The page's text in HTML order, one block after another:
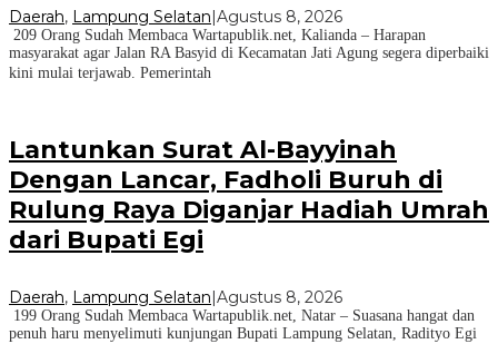
Daerah, Lampung Selatan|Agustus 8, 2026
209 Orang Sudah Membaca Wartapublik.net, Kalianda – Harapan
masyarakat agar Jalan RA Basyid di Kecamatan Jati Agung segera diperbaiki
kini mulai terjawab. Pemerintah
Lantunkan Surat Al-Bayyinah
Dengan Lancar, Fadholi Buruh di
Rulung Raya Diganjar Hadiah Umrah
dari Bupati Egi
Daerah, Lampung Selatan Agustus 8, 2026
199 Orang Sudah Membaca Wartapublik.net, Natar – Suasana hangat dan
penuh haru menyelimuti kunjungan Bupati Lampung Selatan, Radityo Egi